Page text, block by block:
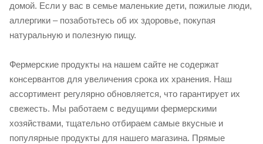
домой. Если у вас в семье маленькие дети, пожилые люди,
аллергики – позаботьтесь об их здоровье, покупая
натуральную и полезную пищу.
Фермерские продукты на нашем сайте не содержат
консервантов для увеличения срока их хранения. Наш
ассортимент регулярно обновляется, что гарантирует их
свежесть. Мы работаем с ведущими фермерскими
хозяйствами, тщательно отбираем самые вкусные и
популярные продукты для нашего магазина. Прямые